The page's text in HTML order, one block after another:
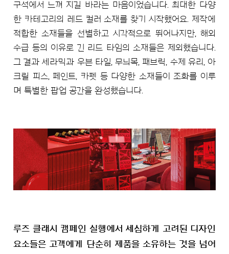
구석에서 느껴 지길 바라는 마음이었습니다. 최대한 다양
한 카테고리의 레드 컬러 소재를 찾기 시작했어요. 제작에
적합한 소재들을 선별하고 시각적으로 뛰어나지만, 해외
수급 등의 이유로 긴 리드 타임의 소재들은 제외했습니다.
그 결과 세라믹과 우븐 타일, 무늬목, 패브릭, 수제 유리, 아
크릴 피스, 페인트, 카펫 등 다양한 소재들이 조화를 이루
며 특별한 팝업 공간을 완성했습니다.
루즈 클래시 캠페인 실행에서 세심하게 고려된 디자인
요소들은 고객에게 단순히 제품을 소유하는 것을 넘어